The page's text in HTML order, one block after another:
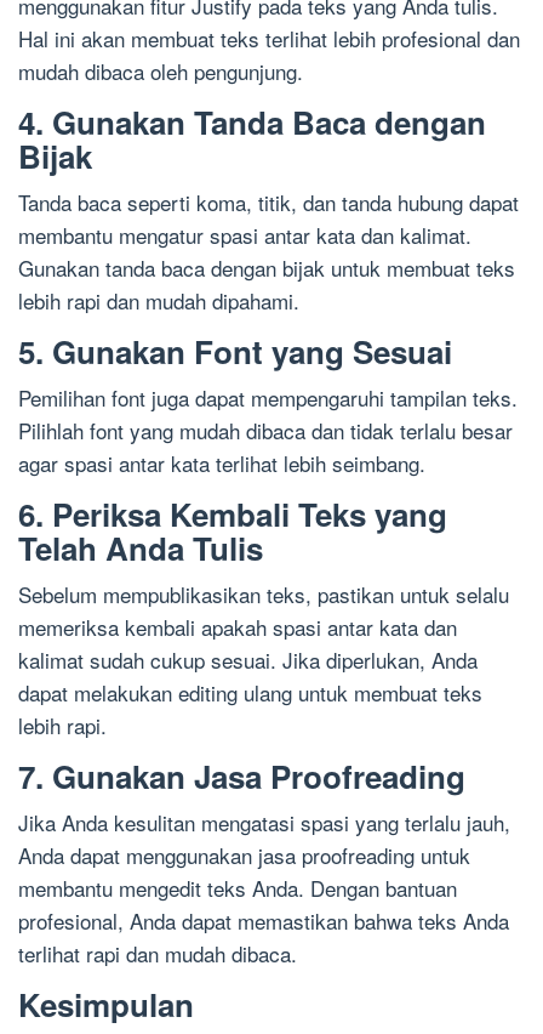
Hal ini akan membuat teks terlihat lebih profesional dan
mudah dibaca oleh pengunjung.
4. Gunakan Tanda Baca dengan
Bijak
Tanda baca seperti koma, titik, dan tanda hubung dapat
membantu mengatur spasi antar kata dan kalimat.
Gunakan tanda baca dengan bijak untuk membuat teks
lebih rapi dan mudah dipahami.
5. Gunakan Font yang Sesuai
Pemilihan font juga dapat mempengaruhi tampilan teks.
Pilihlah font yang mudah dibaca dan tidak terlalu besar
agar spasi antar kata terlihat lebih seimbang.
6. Periksa Kembali Teks yang
Telah Anda Tulis
Sebelum mempublikasikan teks, pastikan untuk selalu
memeriksa kembali apakah spasi antar kata dan
kalimat sudah cukup sesuai. Jika diperlukan, Anda
dapat melakukan editing ulang untuk membuat teks
lebih rapi.
7. Gunakan Jasa Proofreading
Jika Anda kesulitan mengatasi spasi yang terlalu jauh,
Anda dapat menggunakan jasa proofreading untuk
membantu mengedit teks Anda. Dengan bantuan
profesional, Anda dapat memastikan bahwa teks Anda
terlihat rapi dan mudah dibaca.
Kesimpulan